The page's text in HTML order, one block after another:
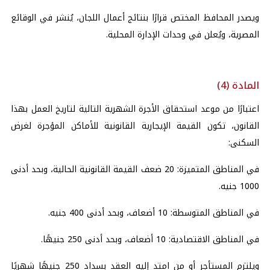
ويصدر المحافظ المختص قرارًا بنتائج أعمال اللجان، يُنشر في الوقائع
المصرية، ويُعلن في وحدات الإدارة المحلية.
المادة (4)
اعتبارًا من موعد استحقاق الأجرة الشهرية التالية لتاريخ العمل بهذا
القانون، تكون القيمة الإيجارية القانونية للأماكن المؤجرة لغرض
السكنى:
في المناطق المتميزة: 20 ضعف القيمة القانونية الحالية، وبحد أدنى
1000 جنيه.
في المناطق المتوسطة: 10 أضعاف، وبحد أدنى 400 جنيه.
في المناطق الاقتصادية: 10 أضعاف، وبحد أدنى 250 جنيهًا.
ويلتزم المستأجر أو من امتد إليه العقد بسداد 250 جنيهًا شهريًا